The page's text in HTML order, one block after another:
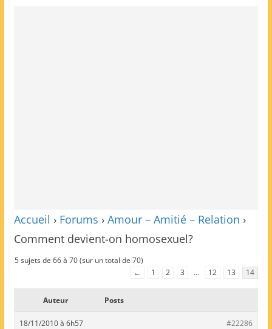
Accueil › Forums › Amour – Amitié – Relation ›
Comment devient-on homosexuel?
5 sujets de 66 à 70 (sur un total de 70)
←
1 2 3 … 12 13 14
Auteur Posts
18/11/2010 à 6h57 #22286